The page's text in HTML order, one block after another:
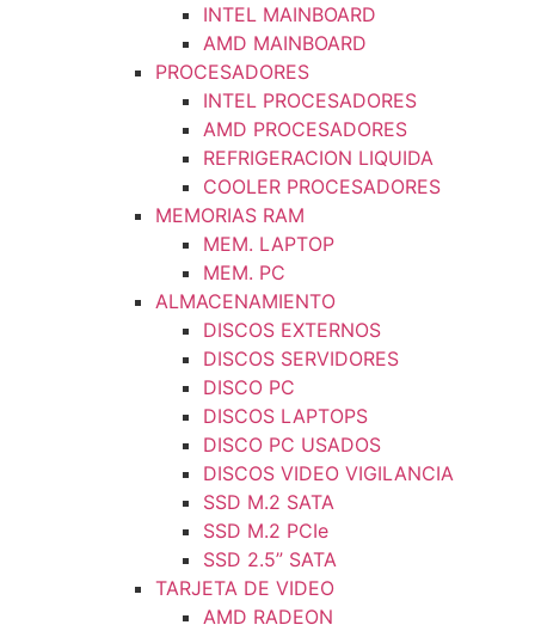
INTEL MAINBOARD
AMD MAINBOARD
PROCESADORES
INTEL PROCESADORES
AMD PROCESADORES
REFRIGERACION LIQUIDA
COOLER PROCESADORES
MEMORIAS RAM
MEM. LAPTOP
MEM. PC
ALMACENAMIENTO
DISCOS EXTERNOS
DISCOS SERVIDORES
DISCO PC
DISCOS LAPTOPS
DISCO PC USADOS
DISCOS VIDEO VIGILANCIA
SSD M.2 SATA
SSD M.2 PCIe
SSD 2.5” SATA
TARJETA DE VIDEO
AMD RADEON